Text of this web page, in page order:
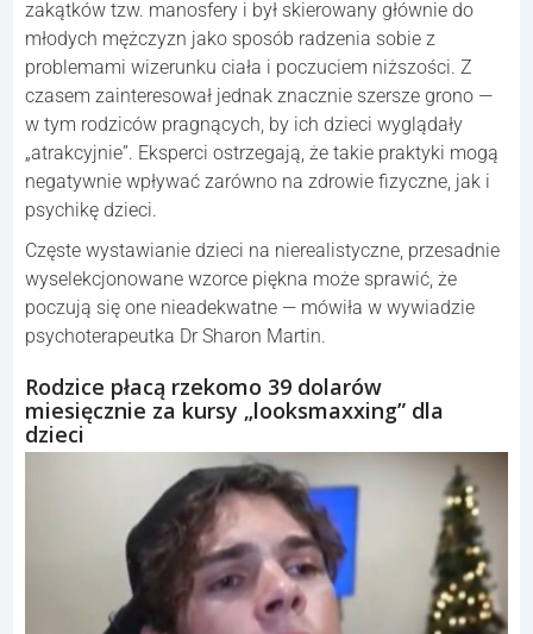
zakątków tzw. manosfery i był skierowany głównie do
młodych mężczyzn jako sposób radzenia sobie z
problemami wizerunku ciała i poczuciem niższości. Z
czasem zainteresował jednak znacznie szersze grono —
w tym rodziców pragnących, by ich dzieci wyglądały
„atrakcyjnie”. Eksperci ostrzegają, że takie praktyki mogą
negatywnie wpływać zarówno na zdrowie fizyczne, jak i
psychikę dzieci.
Częste wystawianie dzieci na nierealistyczne, przesadnie
wyselekcjonowane wzorce piękna może sprawić, że
poczują się one nieadekwatne — mówiła w wywiadzie
psychoterapeutka Dr Sharon Martin.
Rodzice płacą rzekomo 39 dolarów
miesięcznie za kursy „looksmaxxing” dla
dzieci